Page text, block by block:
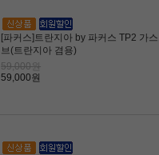
[파커스]트란지아 by 파커스 TP2 가
브(트란지아 겸용)
59,000원
59,000원